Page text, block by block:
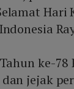
Hari
ke-78
jejak